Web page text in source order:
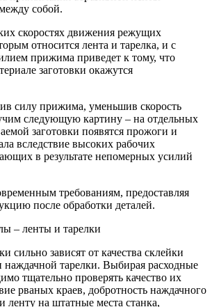
собой.
скоростях движения режущих
относится лента и тарелка, и с
прижима приведет к тому, что
заготовки окажутся
силу прижима, уменьшив скорость
следующую картину – на отдельных
заготовки появятся прожоги и
вследствие высоких рабочих
в результате непомерных усилий
требованиям, предоставляя
после обработки деталей.
– ленты и тарелки
сильно зависят от качества склейки
наждачной тарелки. Выбирая расходные
тщательно проверять качество их
рваных краев, добротность наждачного
ленту на штатные места станка,